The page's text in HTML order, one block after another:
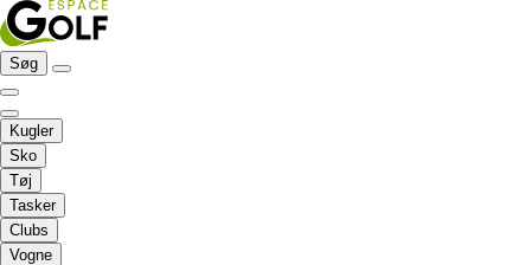
Søg
Kugler
Sko
Tøj
Tasker
Clubs
Vogne